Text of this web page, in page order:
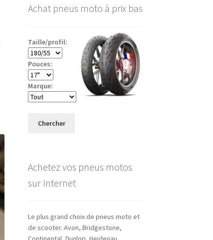
Achat pneus moto à prix bas
Taille/profil:
Pouces:
Marque:
Chercher
Achetez vos pneus motos
sur Internet
Le plus grand choix de pneus moto et
de scooter. Avon, Bridgestone,